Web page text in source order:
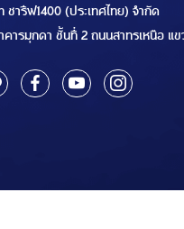
ชารีฟ1400 (ประเทศไทย) จำกัด
คารมุกดา ชั้นที่ 2 ถนนสาทรเหนือ แ